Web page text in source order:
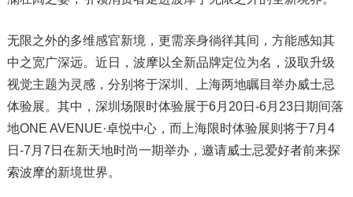
无限之外的多维感官新境，更需亲身徜徉其间，方能感知其
中之宽广深远。近日，波摩以全新品牌定位为名，汲取升级
视觉主题为灵感，分别将于深圳、上海两地瞩目举办威士忌
体验展。其中，深圳场限时体验展于6月20日-6月23日期间落
地ONE AVENUE·卓悦中心，而上海限时体验展则将于7月4
日-7月7日在新天地时尚一期举办，邀请威士忌爱好者前来探
索波摩的新境世界。